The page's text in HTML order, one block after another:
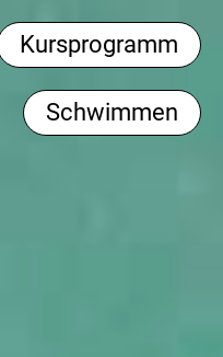
Kursprogramm
Schwimmen